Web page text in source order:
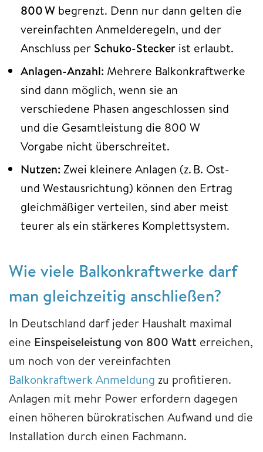
800 W begrenzt. Denn nur dann gelten die
vereinfachten Anmelderegeln, und der
Anschluss per Schuko-Stecker ist erlaubt.
Anlagen-Anzahl: Mehrere Balkonkraftwerke
sind dann möglich, wenn sie an
verschiedene Phasen angeschlossen sind
und die Gesamtleistung die 800 W
Vorgabe nicht überschreitet.
Nutzen: Zwei kleinere Anlagen (z. B. Ost-
und Westausrichtung) können den Ertrag
gleichmäßiger verteilen, sind aber meist
teurer als ein stärkeres Komplettsystem.
Wie viele Balkonkraftwerke darf
man gleichzeitig anschließen?
In Deutschland darf jeder Haushalt maximal
eine Einspeiseleistung von 800 Watt erreichen,
um noch von der vereinfachten
Balkonkraftwerk Anmeldung zu profitieren.
Anlagen mit mehr Power erfordern dagegen
einen höheren bürokratischen Aufwand und die
Installation durch einen Fachmann.